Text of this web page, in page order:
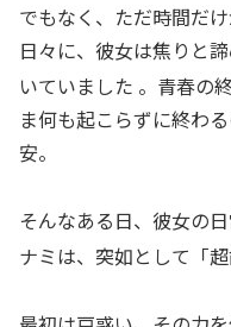
でもなく、ただ時間だ
日々に、彼女は焦りと
いていました 。青春の
ま何も起こらずに終わ
安。
そんなある日、彼女の
ナミは、突如として「